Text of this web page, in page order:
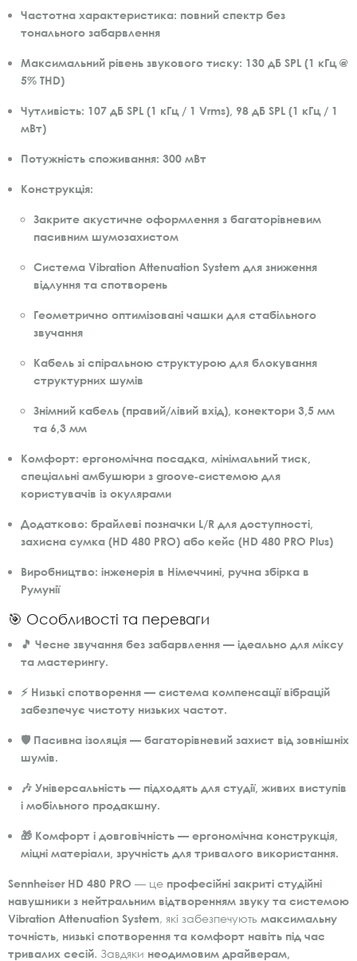
Частотна характеристика: повний спектр без
тонального забарвлення
Максимальний рівень звукового тиску: 130 дБ SPL (1 кГц @
5% THD)
Чутливість: 107 дБ SPL (1 кГц / 1 Vrms), 98 дБ SPL (1 кГц / 1
мВт)
Потужність споживання: 300 мВт
Конструкція:
Закрите акустичне оформлення з багаторівневим
пасивним шумозахистом
Система Vibration Attenuation System для зниження
відлуння та спотворень
Геометрично оптимізовані чашки для стабільного
звучання
Кабель зі спіральною структурою для блокування
структурних шумів
Знімний кабель (правий/лівий вхід), конектори 3,5 мм
та 6,3 мм
Комфорт: ергономічна посадка, мінімальний тиск,
спеціальні амбушюри з groove‑системою для
користувачів із окулярами
Додатково: брайлеві позначки L/R для доступності,
захисна сумка (HD 480 PRO) або кейс (HD 480 PRO Plus)
Виробництво: інженерія в Німеччині, ручна збірка в
Румунії
🎯 Особливості та переваги
🎵 Чесне звучання без забарвлення — ідеально для міксу
та мастерингу.
⚡ Низькі спотворення — система компенсації вібрацій
забезпечує чистоту низьких частот.
🛡️ Пасивна ізоляція — багаторівневий захист від зовнішніх
шумів.
🎶 Універсальність — підходять для студії, живих виступів
і мобільного продакшну.
🎁 Комфорт і довговічність — ергономічна конструкція,
міцні матеріали, зручність для тривалого використання.
Sennheiser HD 480 PRO — це професійні закриті студійні
навушники з нейтральним відтворенням звуку та системою
Vibration Attenuation System, які забезпечують максимальну
точність, низькі спотворення та комфорт навіть під час
тривалих сесій. Завдяки неодимовим драйверам,